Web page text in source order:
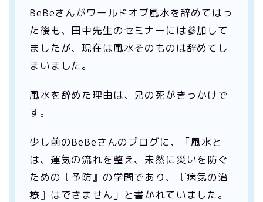
BeBeさんがワールドオブ風水を辞めてはっ
た後も、田中先生のセミナーには参加して
ましたが、現在は風水そのものは辞めてし
まいました。
風水を辞めた理由は、兄の死がきっかけで
す。
少し前のBeBeさんのブログに、「風水と
は、運気の流れを整え、未然に災いを防ぐ
ための『予防』の学問であり、『病気の治
療』はできません」と書かれていました。